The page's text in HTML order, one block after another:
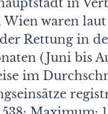
in
Wien waren
Rettung in
(Juni bis
im